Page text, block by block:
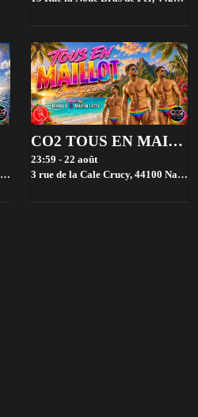
Nantes
CO2 TOUS EN MAILLOT + MOUSSE w/Manu K & Maxim Leity
23:59 - 22 août
3 rue de la Cale Crucy, 44100 Nantes, France,